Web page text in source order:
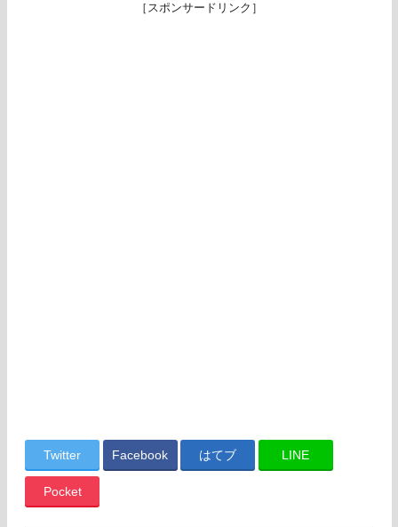
［スポンサードリンク］
Twitter Facebook はてブ LINE
Pocket